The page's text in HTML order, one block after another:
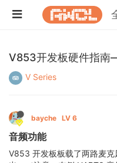
V853开发板硬件指
V Series
bayche LV 6
音频功能
V853 开发板板载了两路麦